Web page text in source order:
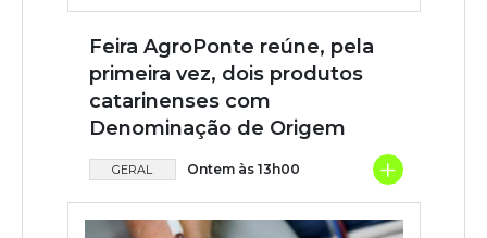
Feira AgroPonte reúne, pela
primeira vez, dois produtos
catarinenses com
Denominação de Origem
GERAL Ontem às 13h00 +